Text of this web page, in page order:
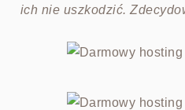
ich nie uszkodzić.